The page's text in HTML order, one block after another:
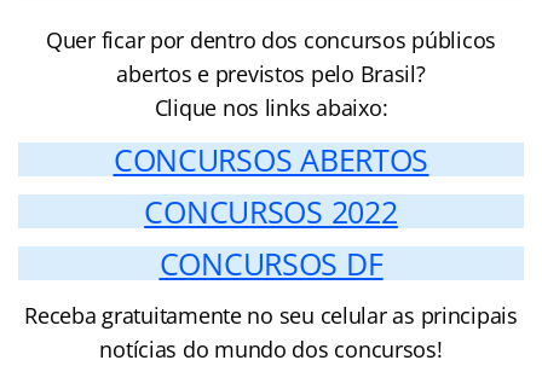
Quer ficar por dentro dos concursos públicos
abertos e previstos pelo Brasil?
Clique nos links abaixo:
CONCURSOS ABERTOS
CONCURSOS 2022
CONCURSOS DF
Receba gratuitamente no seu celular as principais
notícias do mundo dos concursos!